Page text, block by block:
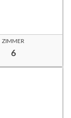
ZIMMER
6